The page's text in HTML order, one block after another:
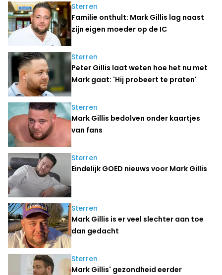
Sterren
Familie onthult: Mark Gillis lag naast
zijn eigen moeder op de IC
Sterren
Peter Gillis laat weten hoe het nu met
Mark gaat: 'Hij probeert te praten'
Sterren
Mark Gillis bedolven onder kaartjes
van fans
Sterren
Eindelijk GOED nieuws voor Mark Gillis
Sterren
Mark Gillis is er veel slechter aan toe
dan gedacht
Sterren
Mark Gillis' gezondheid eerder